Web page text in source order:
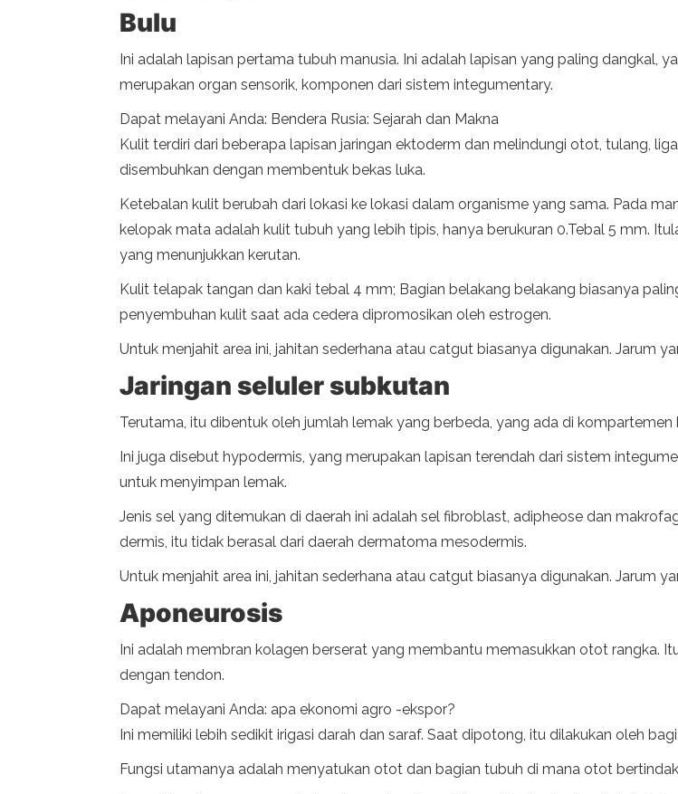
Bulu
Ini adalah lapisan pertama tubuh manusia. Ini adalah lapisan yang paling dangkal,
merupakan organ sensorik, komponen dari sistem integumentary.
Dapat melayani Anda: Bendera Rusia: Sejarah dan Makna
Kulit terdiri dari beberapa lapisan jaringan ektoderm dan melindungi otot, tulang,
disembuhkan dengan membentuk bekas luka.
Ketebalan kulit berubah dari lokasi ke lokasi dalam organisme yang sama. Pada
kelopak mata adalah kulit tubuh yang lebih tipis, hanya berukuran 0.Tebal 5 mm.
yang menunjukkan kerutan.
Kulit telapak tangan dan kaki tebal 4 mm; Bagian belakang belakang biasanya
penyembuhan kulit saat ada cedera dipromosikan oleh estrogen.
Untuk menjahit area ini, jahitan sederhana atau catgut biasanya digunakan. Jarum
Jaringan seluler subkutan
Terutama, itu dibentuk oleh jumlah lemak yang berbeda, yang ada di kompartemen
Ini juga disebut hypodermis, yang merupakan lapisan terendah dari sistem
untuk menyimpan lemak.
Jenis sel yang ditemukan di daerah ini adalah sel fibroblast, adipheose dan
dermis, itu tidak berasal dari daerah dermatoma mesodermis.
Untuk menjahit area ini, jahitan sederhana atau catgut biasanya digunakan. Jarum
Aponeurosis
Ini adalah membran kolagen berserat yang membantu memasukkan otot rangka.
dengan tendon.
Dapat melayani Anda: apa ekonomi agro -ekspor?
Ini memiliki lebih sedikit irigasi darah dan saraf. Saat dipotong, itu dilakukan oleh
Fungsi utamanya adalah menyatukan otot dan bagian tubuh di mana otot